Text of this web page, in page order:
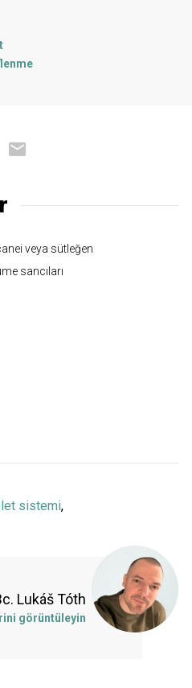
veya sütleğen
sancıları
sistemi,
Lukáš Tóth
görüntüleyin